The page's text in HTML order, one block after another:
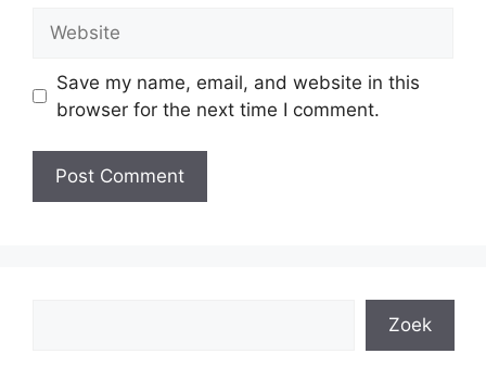
Save my name, email, and website in this
browser for the next time I comment.
Zoek